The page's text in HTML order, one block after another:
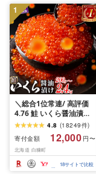
1
＼総合1位常連/ 高評価
4.76 鮭 いくら醤油漬け
ふるさと納税 いくら
200g / 400g / 800g /
1.6kg / 2.4kg 200g パッ
ク[選べる容量] 醤油漬け
海鮮 イクラ 小分け ふる
さと ランキング 人気 ギ
4.8 (18249件)
寄付金額
12,000 円〜
北海道 白糠町
18サイトで比較